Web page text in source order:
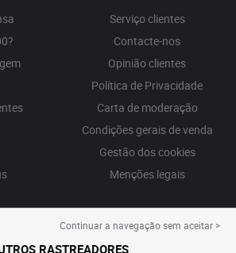
Serviço clientes
Contacte-nos
Opinião clientes
Política de Privacidade
Carta de moderação
Condições gerais de venda
Gestão dos cookies
Menções legais
Continuar a navegação sem aceitar >
RASTREADORES